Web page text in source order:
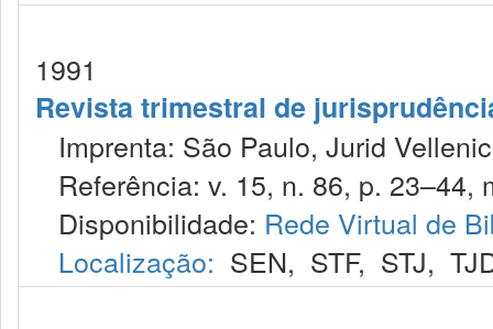
1991
Revista trimestral de
Imprenta: São Paulo, Jurid
Referência: v. 15, n. 86, p. 23–44,
Disponibilidade: Rede Virtual de
Localização: SEN, STF, STJ,